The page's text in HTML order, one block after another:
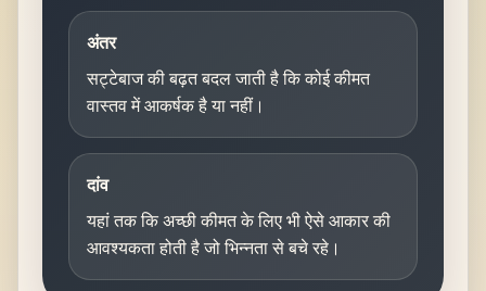
अंतर
सट्टेबाज की बढ़त बदल जाती है कि कोई कीमत
वास्तव में आकर्षक है या नहीं।
दांव
यहां तक ​​कि अच्छी कीमत के लिए भी ऐसे आकार की
आवश्यकता होती है जो भिन्नता से बचे रहे।